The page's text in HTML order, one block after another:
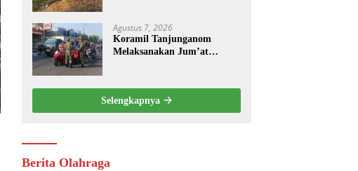
Agustus 7, 2026
Koramil Tanjunganom
Melaksanakan Jum’at
Selengkapnya
Berita Olahraga